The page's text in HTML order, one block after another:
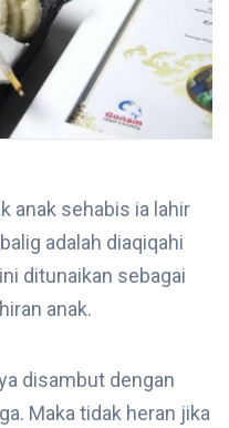
anak sehabis ia lahir
adalah diaqiqahi
ditunaikan sebagai
anak.
disambut dengan
Maka tidak heran jika